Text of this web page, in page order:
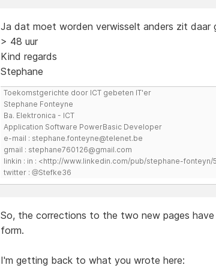
Ja dat moet worden verwisselt anders zit daar
> 48 uur
Kind regards
Stephane
Toekomstgerichte door ICT gebeten IT'er
Stephane Fonteyne
Ba. Elektronica - ICT
Application Software PowerBasic Developer
e-mail : stephane.fonteyne@telenet.be
gmail : stephane760126@gmail.com
linkin : in : <http://www.linkedin.com/pub/stephane-fonteyn/
twitter : @Stefke36
So, the corrections to the two new pages
form.
I'm getting back to what you wrote here: